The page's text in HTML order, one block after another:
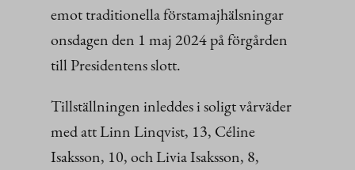
emot traditionella förstamajhälsningar
onsdagen den 1 maj 2024 på förgården
till Presidentens slott.
Tillställningen inleddes i soligt vårväder
med att Linn Linqvist, 13, Céline
Isaksson, 10, och Livia Isaksson, 8,